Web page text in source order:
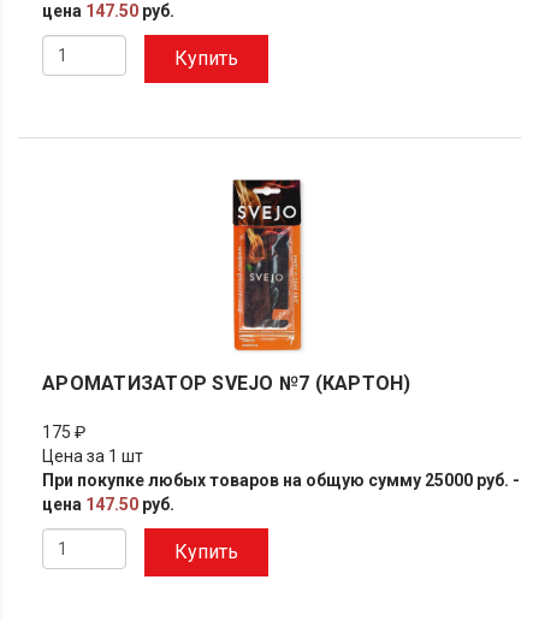
цена 147.50 руб.
Купить
АРОМАТИЗАТОР SVEJO №7 (КАРТОН)
175 ₽
Цена за 1 шт
При покупке любых товаров на общую сумму 25000 руб. -
цена 147.50 руб.
Купить